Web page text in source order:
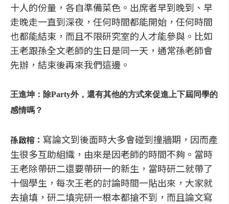
十人的份量，各自準備菜色。出席者早到晚到、早
走晚走一直到深夜，任何時間都能開始，任何時間
也都能結束，而且不限研究室的人才能參與。比如
王老跟孫全文老師的生日是同一天，通常孫老師會
先辦，結束後再來我們這邊。
王進坤：除Party外，還有其他的方式來促進上下屆同學的
感情嗎？
孫啟榕： 寫論文到後面時大多會碰到撞牆期，因而產
生很多互助組織，由來是因老師的時間不夠。當時
王老除帶研二還要帶研一的新生，當時研二就帶了
十個學生，每次王老的討論時間一貼出來，大家就
去搶填，研二填完研一根本都搶不到，而且論文寫